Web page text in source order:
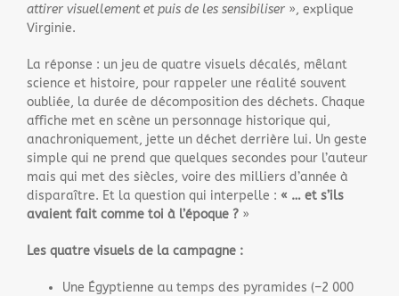
attirer visuellement et puis de les sensibiliser », explique
Virginie.
La réponse : un jeu de quatre visuels décalés, mêlant
science et histoire, pour rappeler une réalité souvent
oubliée, la durée de décomposition des déchets. Chaque
affiche met en scène un personnage historique qui,
anachroniquement, jette un déchet derrière lui. Un geste
simple qui ne prend que quelques secondes pour l’auteur
mais qui met des siècles, voire des milliers d’année à
disparaître. Et la question qui interpelle : « … et s’ils
avaient fait comme toi à l’époque ? »
Les quatre visuels de la campagne :
Une Égyptienne au temps des pyramides (–2 000